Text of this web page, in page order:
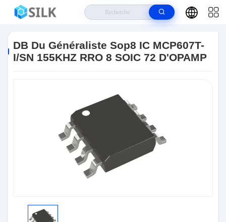
Généraliste Sop8 IC MCP607T-I/SN 155KHZ RRO 8 SOIC 72 D'OPAMP
DB Du Généraliste Sop8 IC MCP607T-
I/SN 155KHZ RRO 8 SOIC 72 D'OPAMP